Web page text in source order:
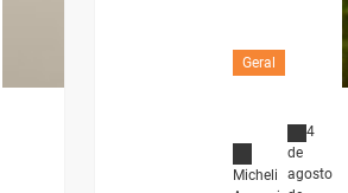
Geral
Micheli
4
de
agosto